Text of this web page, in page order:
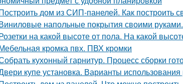
дом из СИП-панелей. Как построить
напольные покрытия своими
на какой высоте от пола. На какой
кромка пвх. ПВХ кромки
кухонный гарнитур. Процесс сборки
купе установка. Варианты